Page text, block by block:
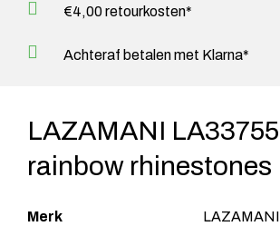
€4,00 retourkosten*
Achteraf betalen met Klarna*
LAZAMANI LA33755
rainbow rhinestones
Merk LAZAMANI